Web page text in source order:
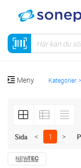
Meny Kategorier
Sida < 1 >